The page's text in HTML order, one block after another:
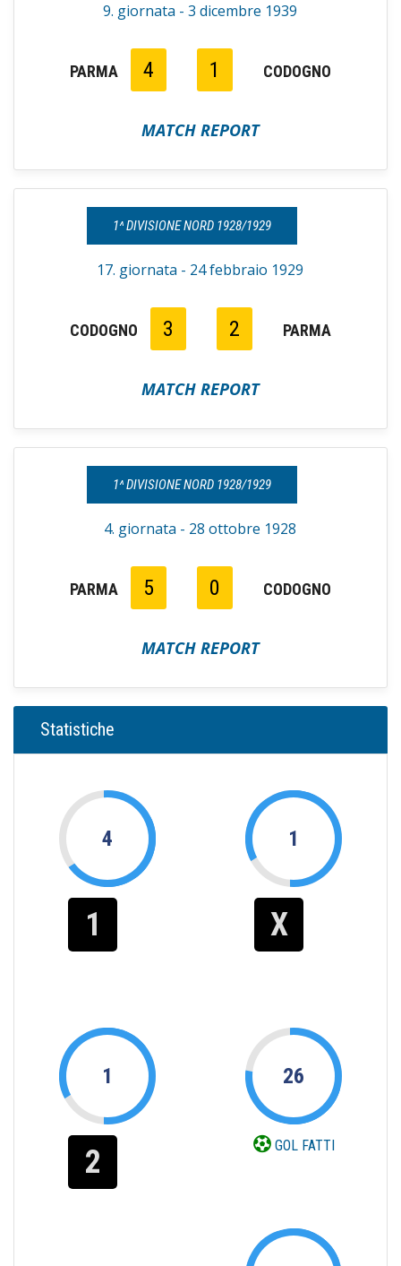
9. giornata - 3 dicembre 1939
PARMA 4 1 CODOGNO
MATCH REPORT
1^ DIVISIONE NORD 1928/1929
17. giornata - 24 febbraio 1929
CODOGNO 3 2 PARMA
MATCH REPORT
1^ DIVISIONE NORD 1928/1929
4. giornata - 28 ottobre 1928
PARMA 5 0 CODOGNO
MATCH REPORT
Statistiche
4
1
1
X
1
2
26
GOL FATTI